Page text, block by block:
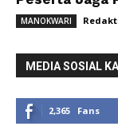
MANOKWARI
MEDIA SOSIAL
2,365 Fans